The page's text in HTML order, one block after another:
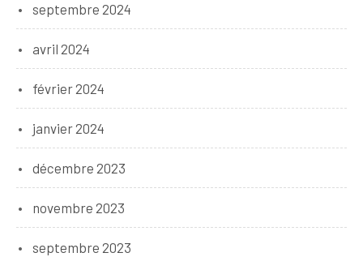
septembre 2024
avril 2024
février 2024
janvier 2024
décembre 2023
novembre 2023
septembre 2023